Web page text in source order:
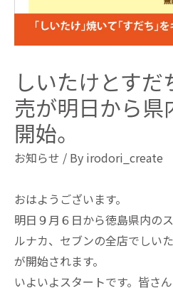
しいたけとす
売が明日から県
開始。
お知らせ / By irodori_create
おはようございます。
明日９月６日から徳島県内の
ルナカ、セブンの全店でしい
が開始されます。
いよいよスタートです。皆さ